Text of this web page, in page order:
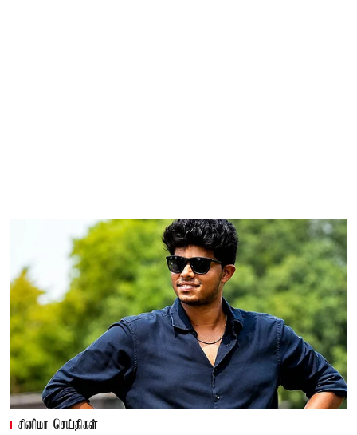
சினிமா செய்திகள்